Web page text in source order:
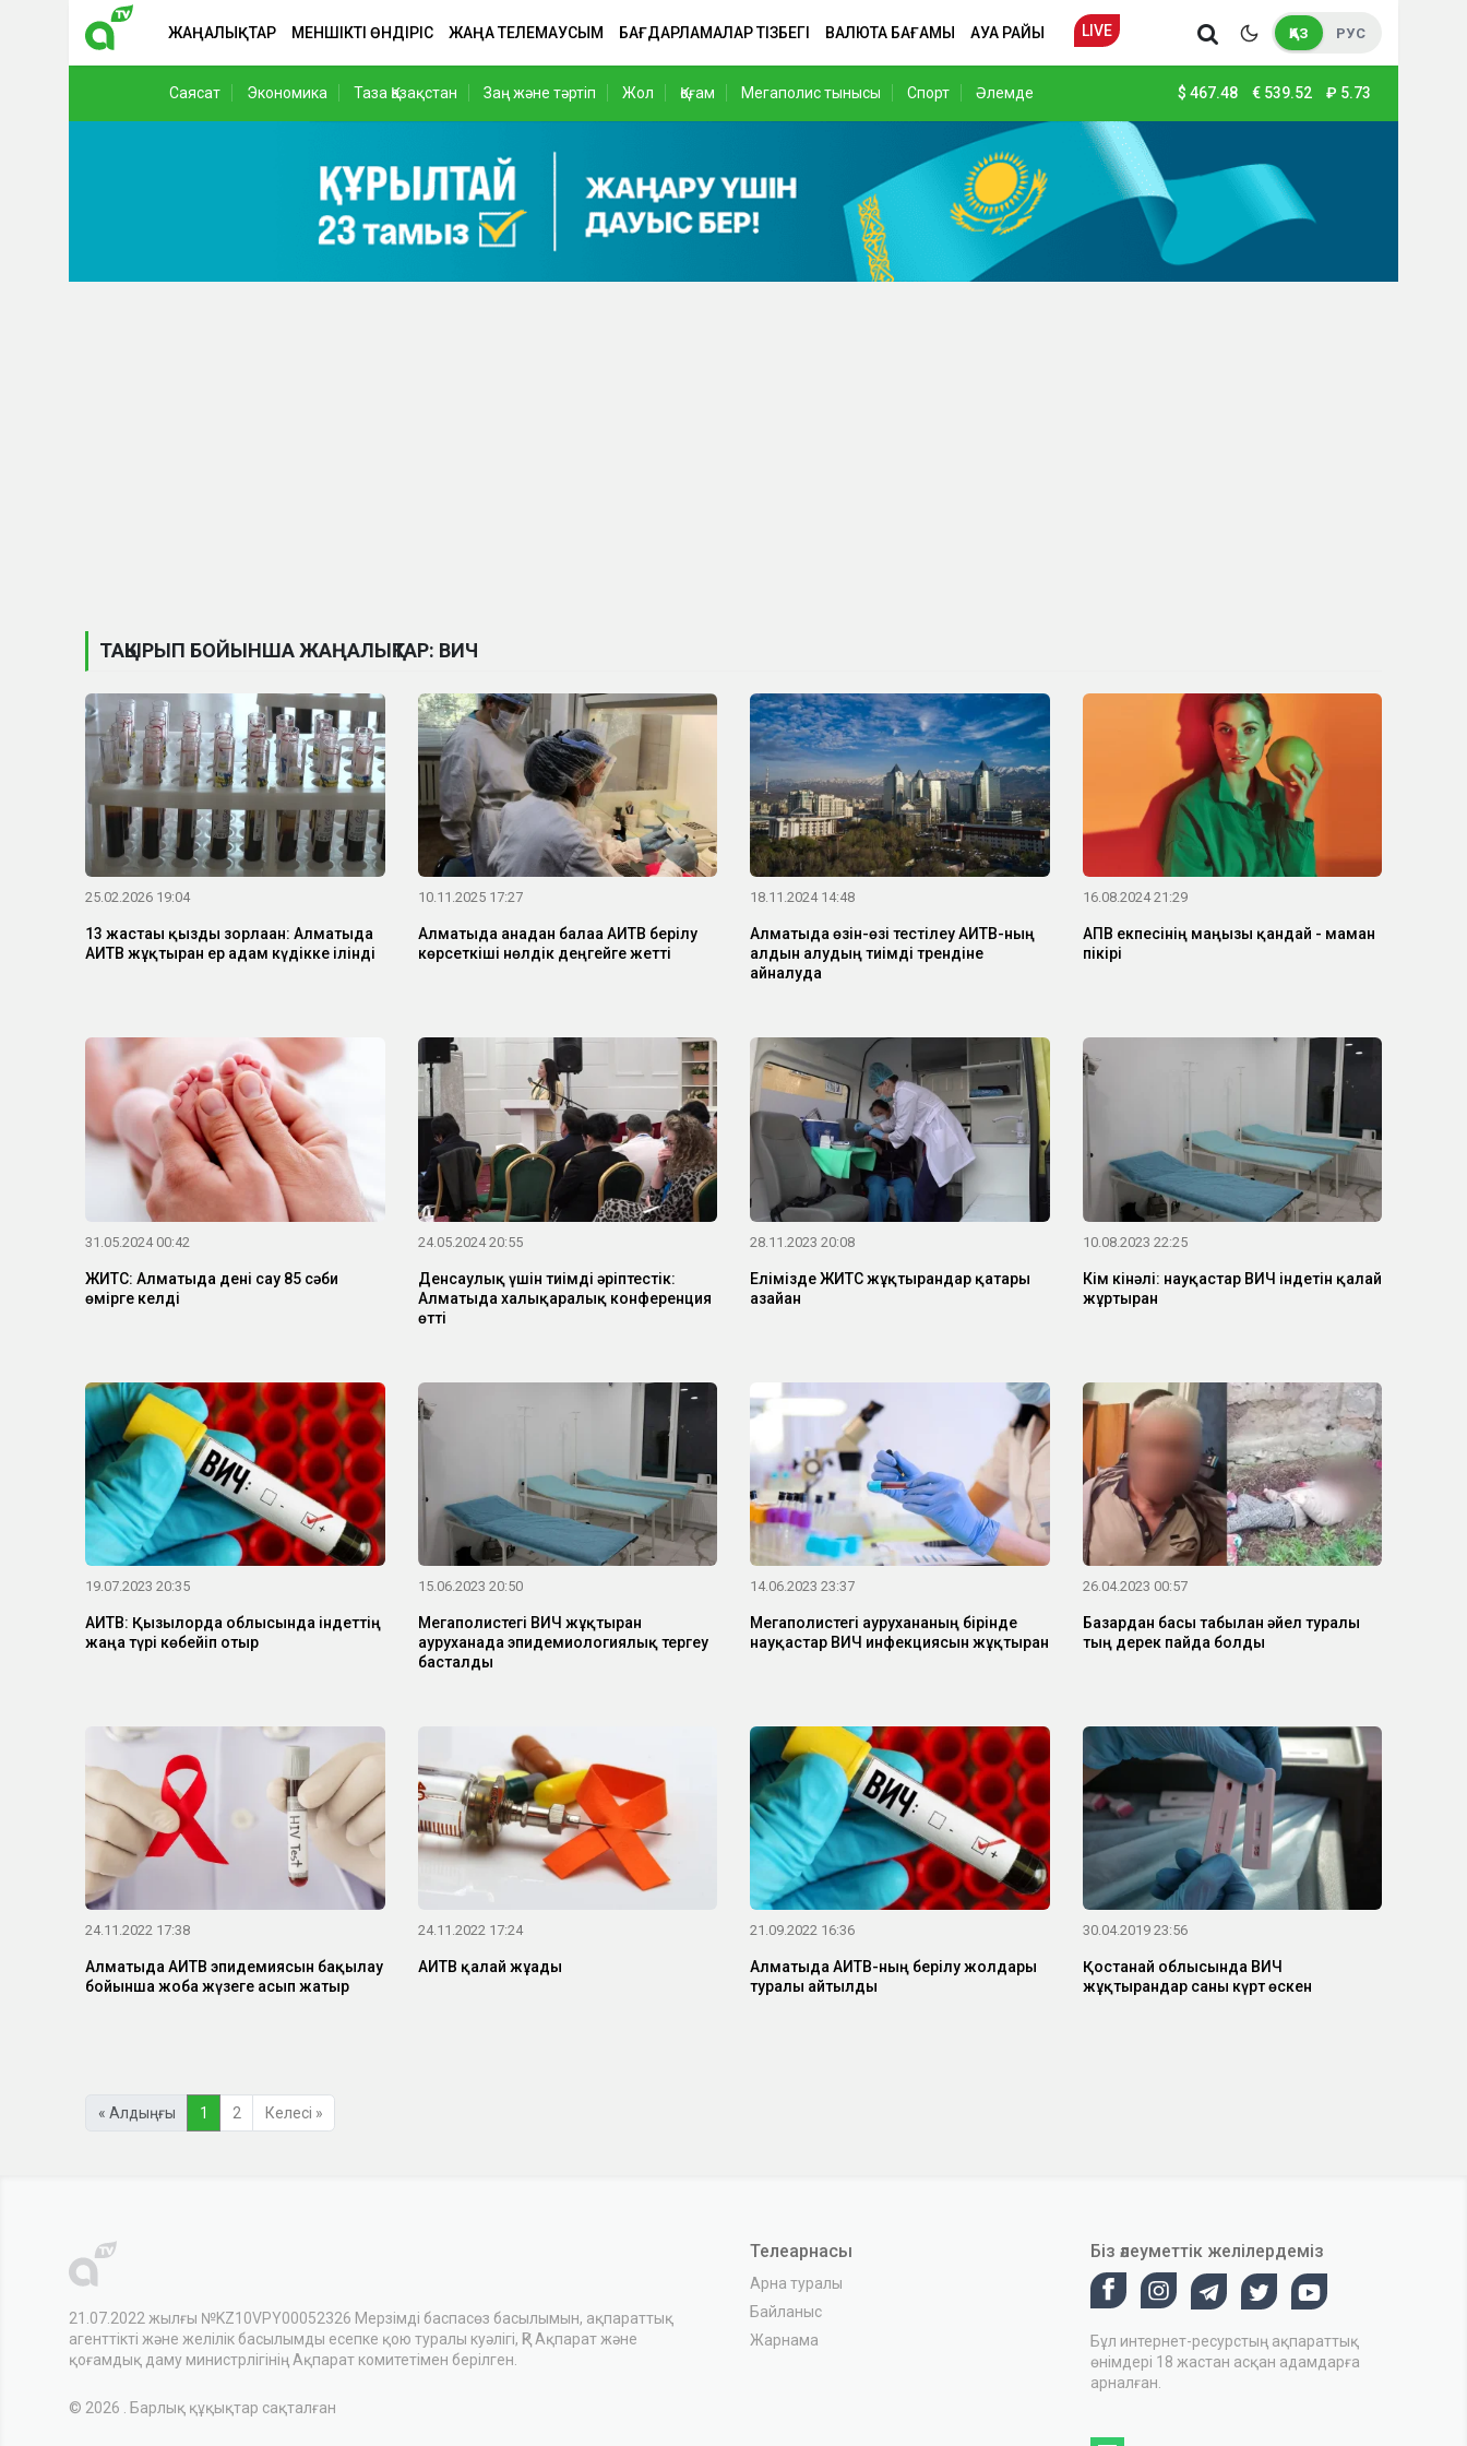
ЖАҢАЛЫҚТАР МЕНШІКТІ ӨНДІРІС ЖАҢА ТЕЛЕМАУСЫМ БАҒДАРЛАМАЛАР ТІЗБЕГІ ВАЛЮТА БАҒАМЫ АУА РАЙЫ LIVE ҚАЗ РУС
Саясат Экономика Таза Қазақстан Заң және тәртіп Жол Қоғам Мегаполис тынысы Спорт Әлемде $ 467.48 € 539.52 ₽ 5.73
ТАҚЫРЫП БОЙЫНША ЖАҢАЛЫҚТАР: ВИЧ
25.02.2026 19:04
13 жастағы қызды зорлаған: Алматыда
АИТВ жұқтырған ер адам күдікке ілінді
10.11.2025 17:27
Алматыда анадан балаға АИТВ берілу
көрсеткіші нөлдік деңгейге жетті
18.11.2024 14:48
Алматыда өзін-өзі тестілеу АИТВ-ның
алдын алудың тиімді трендіне
айналуда
16.08.2024 21:29
АПВ екпесінің маңызы қандай - маман
пікірі
31.05.2024 00:42
ЖИТС: Алматыда дені сау 85 сәби
өмірге келді
24.05.2024 20:55
Денсаулық үшін тиімді әріптестік:
Алматыда халықаралық конференция
өтті
28.11.2023 20:08
Елімізде ЖИТС жұқтырғандар қатары
азайған
10.08.2023 22:25
Кім кінәлі: науқастар ВИЧ індетін қалай
жұртырған
19.07.2023 20:35
АИТВ: Қызылорда облысында індеттің
жаңа түрі көбейіп отыр
15.06.2023 20:50
Мегаполистегі ВИЧ жұқтырған
ауруханада эпидемиологиялық тергеу
басталды
14.06.2023 23:37
Мегаполистегі аурухананың бірінде
науқастар ВИЧ инфекциясын жұқтырған
26.04.2023 00:57
Базардан басы табылған әйел туралы
тың дерек пайда болды
24.11.2022 17:38
Алматыда АИТВ эпидемиясын бақылау
бойынша жоба жүзеге асып жатыр
24.11.2022 17:24
АИТВ қалай жұғады
21.09.2022 16:36
Алматыда АИТВ-ның берілу жолдары
туралы айтылды
30.04.2019 23:56
Қостанай облысында ВИЧ
жұқтырғандар саны күрт өскен
« Алдыңғы 1 2 Келесі »
21.07.2022 жылғы №KZ10VPY00052326 Мерзімді баспасөз басылымын, ақпараттық
агенттікті және желілік басылымды есепке қою туралы куәлігі, ҚР Ақпарат және
қоғамдық даму министрлігінің Ақпарат комитетімен берілген.
© 2026 . Барлық құқықтар сақталған
Телеарнасы
Арна туралы
Байланыс
Жарнама
Біз әлеуметтік желілердеміз
Бұл интернет-ресурстың ақпараттық
өнімдері 18 жастан асқан адамдарға
арналған.